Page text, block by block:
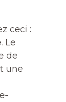
ceci :
. Le
de
une